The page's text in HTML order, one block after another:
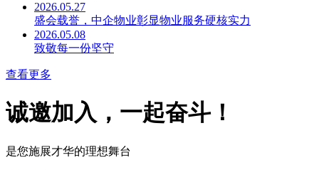
2026.05.27
盛会载誉，中企物业彰显物业服务硬核实力
2026.05.08
致敬每一份坚守
查看更多
诚邀加入，一起奋斗！
是您施展才华的理想舞台